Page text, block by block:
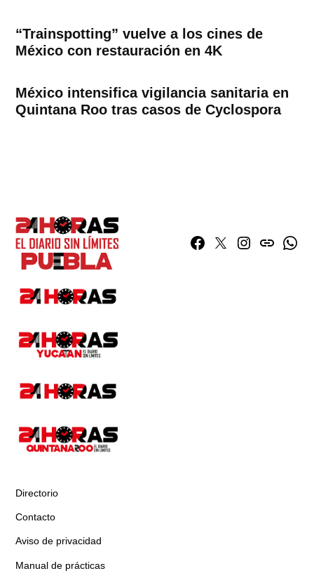
“Trainspotting” vuelve a los cines de
México con restauración en 4K
México intensifica vigilancia sanitaria en
Quintana Roo tras casos de Cyclospora
Facebook
TwitterInstagram
issuu
Directorio
Contacto
Aviso de privacidad
Manual de prácticas